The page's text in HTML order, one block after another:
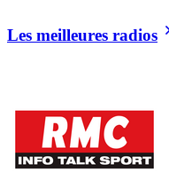
Les meilleures radios